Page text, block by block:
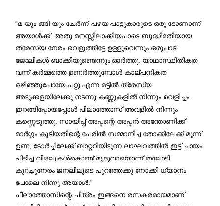
“മ യും ങ്ങി യും ചേർന്ന് പഴയ പാട്ടുകാരുടെ ഒരു ടോണാണ്
അയാൾക്ക്. അതു മനസ്സിലാക്കിയപാടെ ബുദ്ധിമതിയായ
ത്രേസ്യ നേരം വെളുത്തിട്ടേ ഉള്ളുവെന്നും ഒരുപാട്
ജോലികൾ ബാക്കിയുണ്ടെന്നും ഓർത്തു. യാഥാസ്ഥിതികത
വന്ന് കർമ്മത്തെ ഉണർത്തുമ്പോൾ കാല്പനികത
ഒഴിഞ്ഞുപോയേ പറ്റു എന്ന മട്ടിൽ ത്രേസ്യ
അടുക്കളയിലേക്കു നടന്നു.കണ്ണുകളിൽ നിന്നും വെളിച്ചം
ഇറങ്ങിപ്പോയപ്പോൾ പിലാത്തോസ് അവളിൽ നിന്നും
കണ്ണെടുത്തു. സായിപ്പ് അപ്പന്റെ അപ്പൻ അന്തോണിക്ക്
മാർഗ്ഗം കൂടിയതിന്റെ പേരിൽ സമ്മാനിച്ച തോക്കിലേക്ക് മൂന്ന്
ഉണ്ട, ടോർച്ചിലേക്ക് ബാറ്ററിയിടുന്ന ലാഘവത്തിൽ ഇട്ട് ചായം
പിടിച്ച വിരലുകൾകൊണ്ട് മൃദുവായൊന്ന് തലോടി
കുറച്ചുനേരം ജനലിലൂടെ പുറത്തേക്കു നോക്കി ധ്യാനം
പോലെ നിന്നു അയാൾ.”
പീലാത്തോസിന്റെ ചിത്രം ഇങ്ങനെ രസകരമായമാണ്